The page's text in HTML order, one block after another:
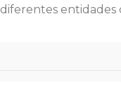
entidades